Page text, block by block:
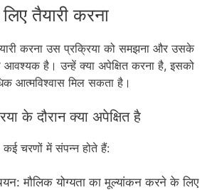
तैयारी करना
करना उस प्रक्रिया को समझना और उसके
आवश्यक है। उन्हें क्या अपेक्षित करना है, इसको
आत्मविश्वास मिल सकता है।
के दौरान क्या अपेक्षित है
कई चरणों में संपन्न होते हैं:
मौलिक योग्यता का मूल्यांकन करने के लिए